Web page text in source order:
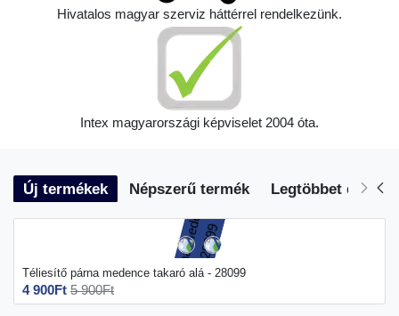
Hivatalos magyar szerviz háttérrel rendelkezünk.
Intex magyarországi képviselet 2004 óta.
Új termékek Népszerű termék Legtöbbet eladott
Téliesítő párna medence takaró alá - 28099
4 900Ft 5 900Ft